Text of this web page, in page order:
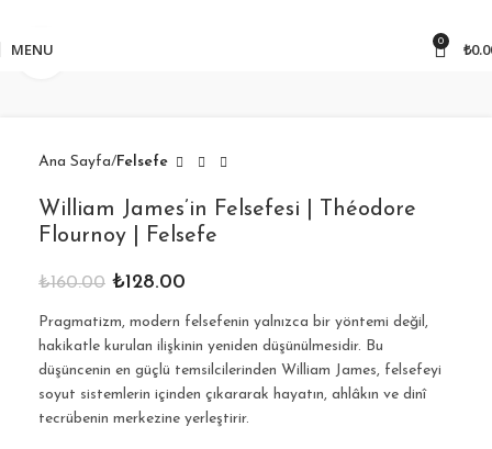
MENU 0 ₺
Ana Sayfa Felsefe
William James’in Felsefesi | Théodore
Flournoy | Felsefe
₺160.00 ₺128.00
Pragmatizm, modern felsefenin yalnızca bir yöntemi değil,
hakikatle kurulan ilişkinin yeniden düşünülmesidir. Bu
düşüncenin en güçlü temsilcilerinden William James, felsefeyi
soyut sistemlerin içinden çıkararak hayatın, ahlâkın ve dinî
tecrübenin merkezine yerleştirir.